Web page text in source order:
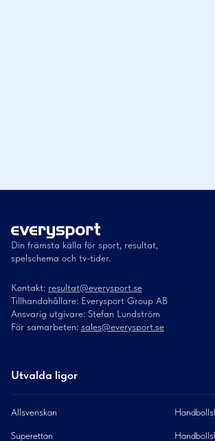
Din främsta källa för sport, resultat,
spelschema och tv-tider.
Kontakt: resultat@everysport.se
Tillhandahållare: Everysport Group AB
Ansvarig utgivare: Stefan Lundström
För samarbeten: sales@everysport.se
Utvalda ligor
Allsvenskan
Superettan